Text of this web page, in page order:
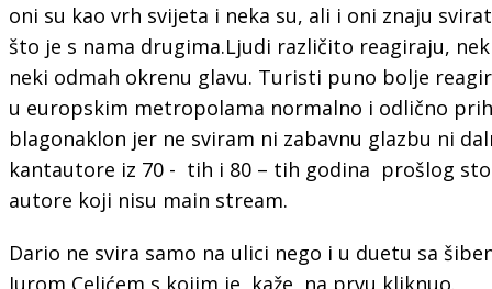
oni su kao vrh svijeta i neka su, ali i oni znaju
što je s nama drugima.Ljudi različito reagiraju,
neki odmah okrenu glavu. Turisti puno bolje
u europskim metropolama normalno i odlično
blagonaklon jer ne sviram ni zabavnu glazbu ni
kantautore iz 70 - tih i 80 – tih godina prošlog
autore koji nisu main stream.
Dario ne svira samo na ulici nego i u duetu sa
Jurom Celićem s kojim je, kaže, na prvu kliknuo.